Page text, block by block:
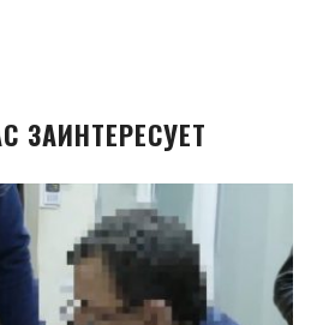
ЗАИНТЕРЕСУЕТ